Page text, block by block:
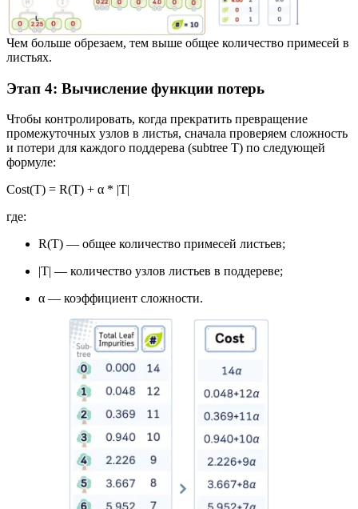
Чем больше обрезаем, тем выше общее количество примесей в
листьях.
Этап 4: Вычисление функции потерь
Чтобы контролировать, когда прекратить превращение
промежуточных узлов в листья, сначала проверяем сложность
и потери для каждого поддерева (subtree T) по следующей
формуле:
Cost(T) = R(T) + α * |T|
где:
R(T) — общее количество примесей листьев;
|T| — количество узлов листьев в поддереве;
α — коэффициент сложности.